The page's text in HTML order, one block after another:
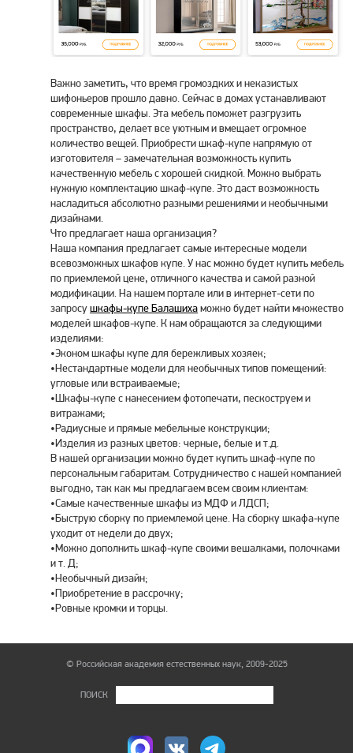
Важно заметить, что время громоздких и неказистых
шифоньеров прошло давно. Сейчас в домах устанавливают
современные шкафы. Эта мебель поможет разгрузить
пространство, делает все уютным и вмещает огромное
количество вещей. Приобрести шкаф-купе напрямую от
изготовителя – замечательная возможность купить
качественную мебель с хорошей скидкой. Можно выбрать
нужную комплектацию шкаф-купе. Это даст возможность
насладиться абсолютно разными решениями и необычными
дизайнами.
Что предлагает наша организация?
Наша компания предлагает самые интересные модели
всевозможных шкафов купе. У нас можно будет купить мебель
по приемлемой цене, отличного качества и самой разной
модификации. На нашем портале или в интернет-сети по
запросушкафы-купе Балашихаможно будет найти множество
моделей шкафов-купе. К нам обращаются за следующими
изделиями:
•Эконом шкафы купе для бережливых хозяек;
•Нестандартные модели для необычных типов помещений:
угловые или встраиваемые;
•Шкафы-купе с нанесением фотопечати, пескоструем и
витражами;
•Радиусные и прямые мебельные конструкции;
•Изделия из разных цветов: черные, белые и т.д.
В нашей организации можно будет купить шкаф-купе по
персональным габаритам. Сотрудничество с нашей компанией
выгодно, так как мы предлагаем всем своим клиентам:
•Самые качественные шкафы из МДФ и ЛДСП;
•Быструю сборку по приемлемой цене. На сборку шкафа-купе
уходит от недели до двух;
•Можно дополнить шкаф-купе своими вешалками, полочками
и т. Д;
•Необычный дизайн;
•Приобретение в рассрочку;
•Ровные кромки и торцы.
© Российская академия естественных наук, 2009-2025
ПОИСК